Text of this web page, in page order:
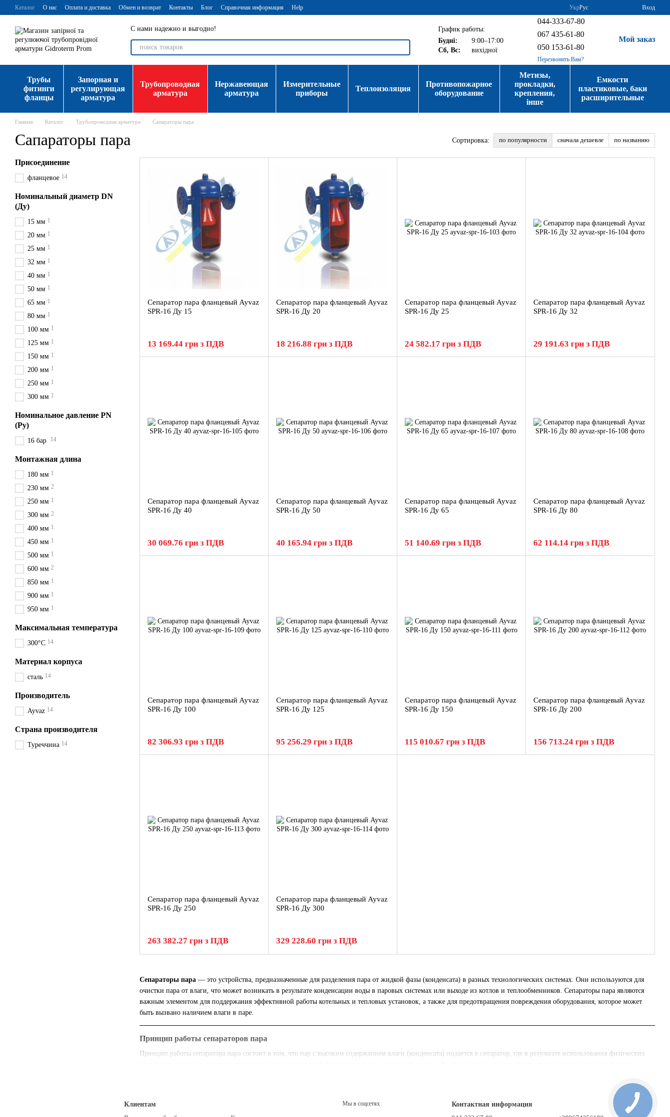
Перейти к основному контенту
Каталог О нас Оплата и доставка Обмен и возврат Контакты Блог Справочная информация Help УкрРус Вход
С нами надежно и выгодно!
График работы:
Будні:
9:00–17:00
Сб, Вс:
вихідної
044-333-67-80
067 435-61-80
050 153-61-80
Перезвонить Вам?
Мой заказ
Трубы
фитинги
фланцы
Запорная и
регулирующая
арматура
Трубопроводная
арматура
Нержавеющая
арматура
Измерительные
приборы
Теплоизоляция
Противопожарное
оборудование
Метизы,
прокладки,
крепления,
інше
Емкости
пластиковые, баки
расширительные
Главная Каталог Трубопроводная арматура Сапараторы пара
Сапараторы пара Сортировка: по популярности сначала дешевле по названию
Сепараторы пара — это устройства, предназначенные для разделения пара от жидкой фазы (конденсата) в разных технологических системах. Они используются для
очистки пара от влаги, что может возникать в результате конденсации воды в паровых системах или выходе из котлов и теплообменников. Сепараторы пара являются
важным элементом для поддержания эффективной работы котельных и тепловых установок, а также для предотвращения повреждения оборудования, которое может
быть вызвано наличием влаги в паре.
Принцип работы сепараторов пара
Принцип работы сепаратора пара состоит в том, что пар с высоким содержанием влаги (конденсата) подается в сепаратор, где в результате использования физических
Применение сепараторов пара
Сепаратор пара фланцевый Ayvaz
SPR-16 Ду 15
13 169.44 грн з ПДВ
Сепаратор пара фланцевый Ayvaz
SPR-16 Ду 20
18 216.88 грн з ПДВ
Сепаратор пара фланцевый Ayvaz
SPR-16 Ду 25
24 582.17 грн з ПДВ
Сепаратор пара фланцевый Ayvaz
SPR-16 Ду 32
29 191.63 грн з ПДВ
Сепаратор пара фланцевый Ayvaz
SPR-16 Ду 40
30 069.76 грн з ПДВ
Сепаратор пара фланцевый Ayvaz
SPR-16 Ду 50
40 165.94 грн з ПДВ
Сепаратор пара фланцевый Ayvaz
SPR-16 Ду 65
51 140.69 грн з ПДВ
Сепаратор пара фланцевый Ayvaz
SPR-16 Ду 80
62 114.14 грн з ПДВ
Сепаратор пара фланцевый Ayvaz
SPR-16 Ду 100
82 306.93 грн з ПДВ
Сепаратор пара фланцевый Ayvaz
SPR-16 Ду 125
95 256.29 грн з ПДВ
Сепаратор пара фланцевый Ayvaz
SPR-16 Ду 150
115 010.67 грн з ПДВ
Сепаратор пара фланцевый Ayvaz
SPR-16 Ду 200
156 713.24 грн з ПДВ
Сепаратор пара фланцевый Ayvaz
SPR-16 Ду 250
263 382.27 грн з ПДВ
Сепаратор пара фланцевый Ayvaz
SPR-16 Ду 300
329 228.60 грн з ПДВ
Присоединение
фланцевое 14
Номинальный диаметр DN
(Ду)
15 мм 1
20 мм 1
25 мм 1
32 мм 1
40 мм 1
50 мм 1
65 мм 1
80 мм 1
100 мм 1
125 мм 1
150 мм 1
200 мм 1
250 мм 1
300 мм 1
Номинальное давление PN
(Ру)
16 бар 14
Монтажная длина
180 мм 1
230 мм 2
250 мм 1
300 мм 2
400 мм 1
450 мм 1
500 мм 1
600 мм 2
850 мм 1
900 мм 1
950 мм 1
Максимальная температура
300°С 14
Материал корпуса
сталь 14
Производитель
Ayvaz 14
Страна производителя
Туреччина 14
Клиентам
Мы в соцсетях
Контактная информация